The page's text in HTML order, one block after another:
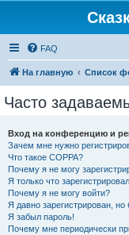
FAQ
На главную Список
Часто
Вход на конференцию и
Зачем мне нужно
Что такое COPPA?
Почему я не могу
Я только что
Почему я не могу войти?
Я давно зарегистрирован,
Я забыл пароль!
Почему мне периодически